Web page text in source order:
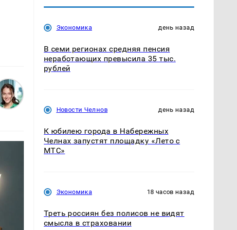
Экономика день назад
В семи регионах средняя пенсия
неработающих превысила 35 тыс.
рублей
Новости Челнов день назад
К юбилею города в Набережных
Челнах запустят площадку «Лето с
МТС»
Экономика 18 часов назад
Треть россиян без полисов не видят
смысла в страховании